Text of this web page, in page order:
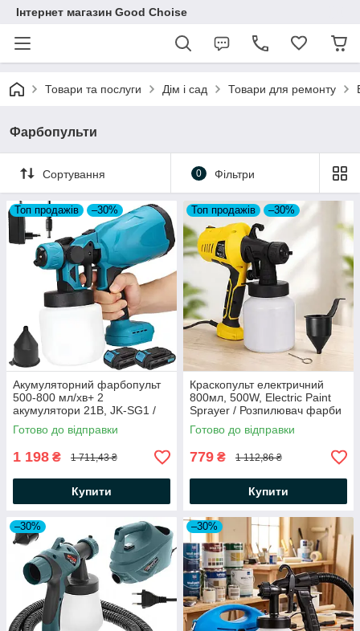
Інтернет магазин Good Choise
Товари та послуги Дім і сад Товари для ремонту
Фарбопульти
Сортування 0 Фільтри
Топ продажів –30%
Акумуляторний фарбопульт
500-800 мл/хв+ 2
акумулятори 21В, JK-SG1 /
Портативний пульверизатор /
Фарборозпилювач
Готово до відправки
1 198 ₴ 1 711,43 ₴
Купити
Топ продажів –30%
Краскопульт електричний
800мл, 500W, Electric Paint
Sprayer / Розпилювач фарби
від мережі / Пульверизатор
Готово до відправки
779 ₴ 1 112,86 ₴
Купити
–30% –30%